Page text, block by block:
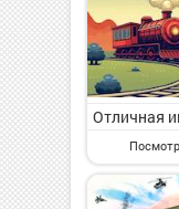
Отличная